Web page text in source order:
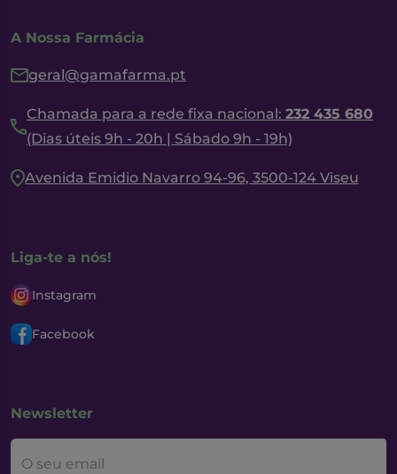
A Nossa Farmácia
geral@gamafarma.pt
Chamada para a rede fixa nacional: 232 435 680
(Dias úteis 9h - 20h | Sábado 9h - 19h)
Avenida Emidio Navarro 94-96, 3500-124 Viseu
Liga-te a nós!
Instagram
Facebook
Newsletter
O seu email